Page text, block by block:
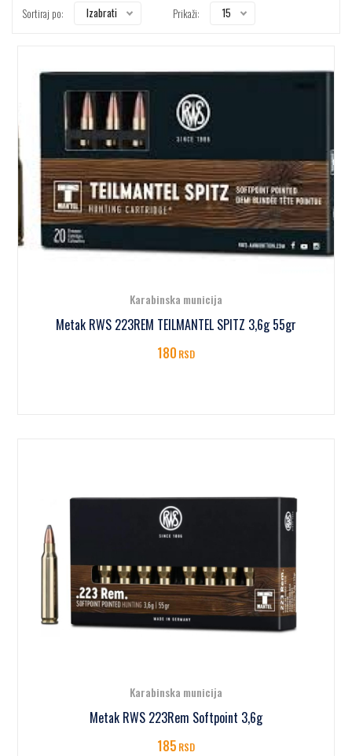
Sortiraj po:
Izabrati Prikaži: 15
Karabinska municija
Metak RWS 223REM TEILMANTEL SPITZ 3,6g 55gr
180RSD
Karabinska municija
Metak RWS 223Rem Softpoint 3,6g
185RSD